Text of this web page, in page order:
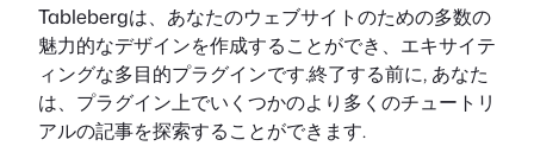
Tablebergは、あなたのウェブサイトのための多数の
魅力的なデザインを作成することができ、エキサイテ
ィングな多目的プラグインです.終了する前に, あなた
は、プラグイン上でいくつかのより多くのチュートリ
アルの記事を探索することができます.